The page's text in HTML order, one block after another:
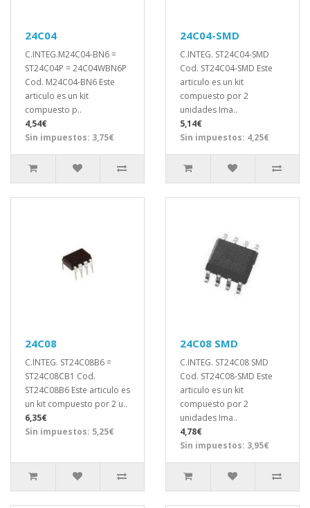
24C04
C.INTEG.M24C04-BN6 =
ST24C04P = 24C04WBN6P
Cod. M24C04-BN6 Este
articulo es un kit
compuesto p..
4,54€
Sin impuestos: 3,75€
24C04-SMD
C.INTEG. ST24C04-SMD
Cod. ST24C04-SMD Este
articulo es un kit
compuesto por 2
unidades Ima..
5,14€
Sin impuestos: 4,25€
24C08
C.INTEG. ST24C08B6 =
ST24C08CB1 Cod.
ST24C08B6 Este articulo es
un kit compuesto por 2 u..
6,35€
Sin impuestos: 5,25€
24C08 SMD
C.INTEG. ST24C08 SMD
Cod. ST24C08-SMD Este
articulo es un kit
compuesto por 2
unidades Ima..
4,78€
Sin impuestos: 3,95€